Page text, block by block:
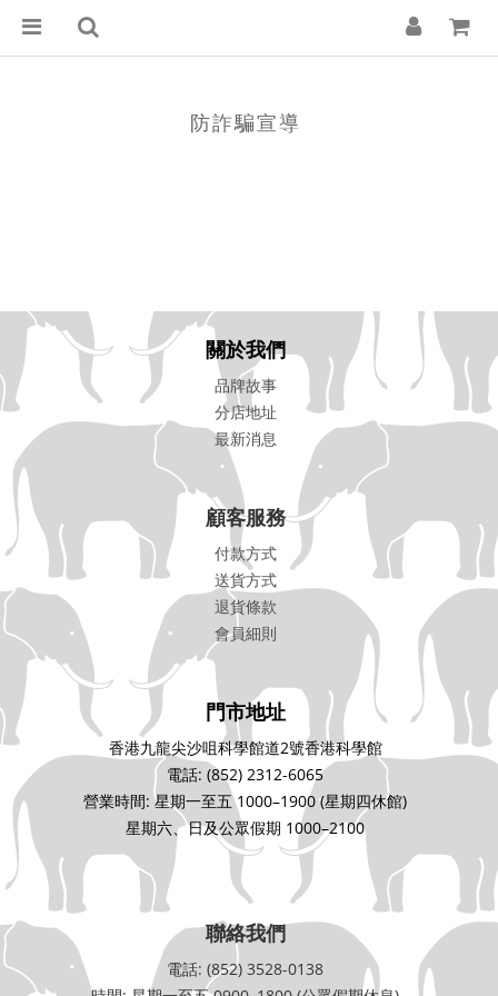
防詐騙宣導
關於我們
品牌故事
分店地址
最新消息
顧客服務
付款方式
送貨方式
退貨條款
會員細則
門市地址
香港九龍尖沙咀科學館道2號香港科學館
電話: (852) 2312-6065
營業時間: 星期一至五 1000–1900 (星期四休館)
星期六、日及公眾假期 1000–2100
聯絡我們
電話: (852) 3528-0138